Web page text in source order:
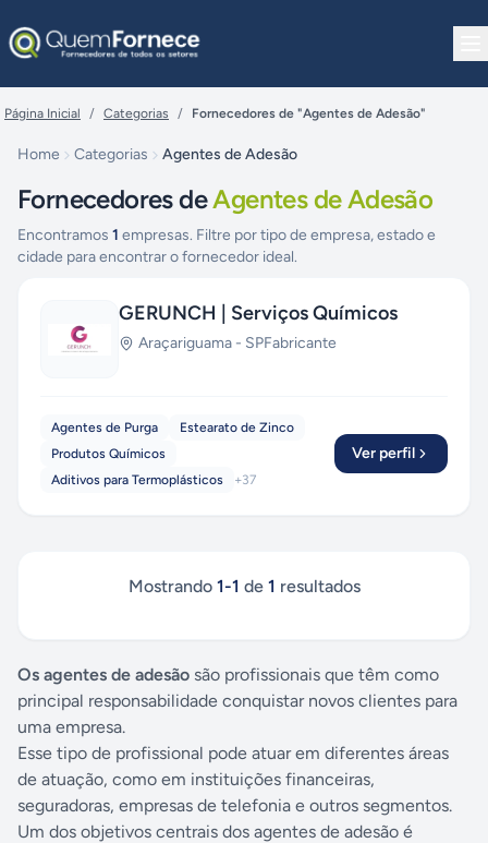
Página Inicial / Categorias / Fornecedores de "Agentes de Adesão"
Home Categorias Agentes de Adesão
Fornecedores deAgentes de Adesão
Encontramos 1 empresas. Filtre por tipo de empresa, estado e
cidade para encontrar o fornecedor ideal.
GERUNCH | Serviços Químicos
Araçariguama - SPFabricante
Agentes de Purga
Estearato de Zinco
Produtos Químicos
Aditivos para Termoplásticos
+37
Ver perfil
Mostrando 1-1 de 1 resultados
Os agentes de adesão são profissionais que têm como
principal responsabilidade conquistar novos clientes para
uma empresa.
Esse tipo de profissional pode atuar em diferentes áreas
de atuação, como em instituições financeiras,
seguradoras, empresas de telefonia e outros segmentos.
Um dos objetivos centrais dos agentes de adesão é